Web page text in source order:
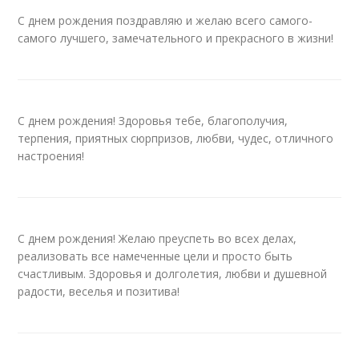
С днем рождения поздравляю и желаю всего самого-
самого лучшего, замечательного и прекрасного в жизни!
С днем рождения! Здоровья тебе, благополучия,
терпения, приятных сюрпризов, любви, чудес, отличного
настроения!
С днем рождения! Желаю преуспеть во всех делах,
реализовать все намеченные цели и просто быть
счастливым. Здоровья и долголетия, любви и душевной
радости, веселья и позитива!